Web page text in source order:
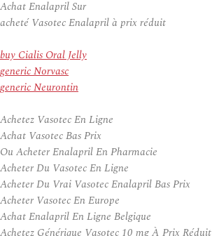
Achat Enalapril Sur
acheté Vasotec Enalapril à prix réduit
buy Cialis Oral Jelly
generic Norvasc
generic Neurontin
Achetez Vasotec En Ligne
Achat Vasotec Bas Prix
Ou Acheter Enalapril En Pharmacie
Acheter Du Vasotec En Ligne
Acheter Du Vrai Vasotec Enalapril Bas Prix
Acheter Vasotec En Europe
Achat Enalapril En Ligne Belgique